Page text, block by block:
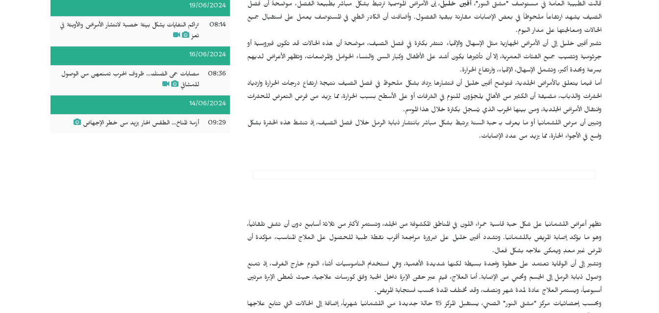
قالت الطبيبة العامة في مستوصف "مشتى النور"، أفين خليل، إن الأمراض الموسمية ترتبط بشكل مباشر بطبيعة الفصل، موضحةً أن فصل
الصيف يشهد ارتفاعاً ملحوظاً في بعض الإصابات مقارنة ببقية الفصول. وأضافت أن الكادر الطبي في المستوصف يعمل على استقبال جميع
الحالات ومعالجتها على مدار اليوم.
تشير أفين خليل إلى أن الأمراض الجهازية مثل الإسهال والإقياء تنتشر بكثرة في فصل الصيف، موضحة أن هذه الحالات قد تكون فيروسية أو
جرثومية وتصيب جميع الفئات العمرية، إلا أن تأثيرها يكون أشد على الأطفال وكبار السن والنساء الحوامل والمرضعات، وتظهر الأعراض لديهم
بسرعة وبحدة أكبر، وتشمل الإسهال، الإقياء، وارتفاع الحرارة.
أما فيما يتعلق بالأمراض الجلدية، فتوضح أفين خليل أن انتشارها يزداد بشكل ملحوظ في فصل الصيف نتيجة ارتفاع درجات الحرارة وازدياد
الحشرات والذباب، مضيفة أن الكثير من الأهالي يلجؤون للنوم في الشرفات أو على الأسطح بسبب الحرارة، مما يزيد من فرص التعرض للحشرات
وانتقال الأمراض الجلدية، ومن بينها الجرب الذي يُسجل بكثرة خلال هذا الموسم.
وتبين أن مرض اللشمانيا أو ما يعرف بـ حبة السنة يرتبط بشكل مباشر بانتشار ذبابة الرمل خلال فصل الصيف، إذ تنشط هذه الحشرة بشكل
واسع في الأجواء الحارة، مما يزيد من عدد الإصابات.
تظهر أعراض اللشمانيا على شكل حبة قاسية حمراء اللون في المناطق المكشوفة من الجلد، وتستمر لأكثر من ثلاثة أسابيع دون أن تشفى تلقائياً،
وهو ما يؤكد إصابة المريض باللشمانيا. وتشدد أفين خليل على ضرورة مراجعة أقرب نقطة طبية للحصول على العلاج المناسب، مؤكدة أن
المرض غير معدٍ ويمكن علاجه بشكل فعال.
وتشير إلى أن الوقاية تعتمد على خطوة واحدة بسيطة لكنها شديدة الأهمية، وهي استخدام الناموسيات أثناء النوم خارج الغرف، إذ تمنع
وصول ذبابة الرمل إلى الجسم وتحمي من الإصابة. أما العلاج، فيتم عبر حقن الإبرة داخل الحبة وفق كورسات علاجية، حيث تُعطى الإبرة مرتين
أسبوعياً، ويستمر العلاج عادة لمدة شهر ونصف، وقد تختلف المدة بحسب استجابة المريض.
وبحسب إحصائيات مركز "مشتى النور" الصحي، يستقبل المركز 15 حالة جديدة من اللشمانيا شهرياً، إضافة إلى الحالات التي تتابع علاجها
19/06/2024
08:14
تراكم النفايات يشكل بيئة خصبة لانتشار الأمراض والأوبئة في
تعز
16/06/2024
08:36
مصابات حمى الضنك... ظروف الحرب تمنعهن من الوصول
للمشافي
14/06/2024
09:29 أزمة المناخ... الطقس الحار يزيد من خطر الإجهاض